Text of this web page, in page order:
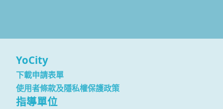
YoCity
下載申請表單
使用者條款及隱私權保護政策
指導單位